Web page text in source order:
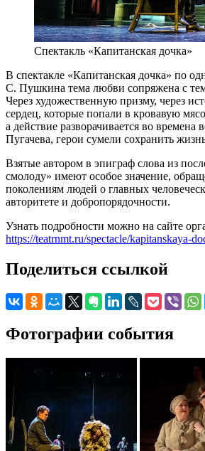
Спектакль «Капитанская дочка»
В спектакле «Капитанская дочка» по
С. Пушкина тема любви сопряжена с
Через художественную призму, через
сердец, которые попали в кровавую
а действие разворачивается во времена
Пугачева, герои сумели сохранить
Взятые автором в эпиграф слова из
смолоду» имеют особое значение,
поколениям людей о главных
авторитете и добропорядочности.
Узнать подробности можно на сайте
https://teatrnmt.ru/spectacle/kapitanskaya-
Поделиться ссылкой
Фотографии события